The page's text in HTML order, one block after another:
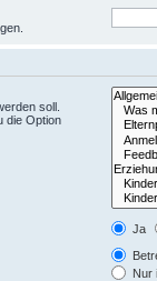
soll.
die Option
Ja
Nur